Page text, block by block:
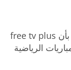
وبالأخير عزيزئ القارئ يسعدنى أن أقول بأن free tv plus
الرياضية